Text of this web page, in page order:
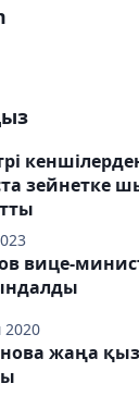
зейнетке
2020
вице-
жаңа